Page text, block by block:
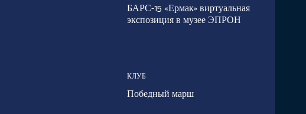
БАРС-15 «Ермак» виртуальная
экспозиция в музее ЭПРОН
КЛУБ
Победный марш